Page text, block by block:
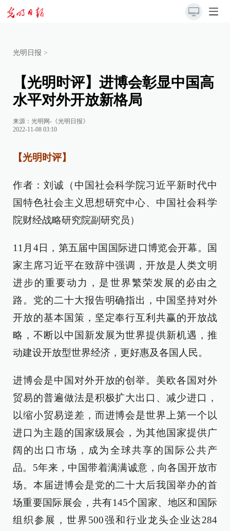
光明日报 >
【光明时评】进博会彰显中国高
水平对外开放新格局
来源： 光明网-《光明日报》
2022-11-08 03:10
【光明时评】
作者：刘诚（中国社会科学院习近平新时代中
国特色社会主义思想研究中心、中国社会科学
院财经战略研究院副研究员）
11月4日，第五届中国国际进口博览会开幕。国
家主席习近平在致辞中强调，开放是人类文明
进步的重要动力，是世界繁荣发展的必由之
路。党的二十大报告明确指出，中国坚持对外
开放的基本国策，坚定奉行互利共赢的开放战
略，不断以中国新发展为世界提供新机遇，推
动建设开放型世界经济，更好惠及各国人民。
进博会是中国对外开放的创举。美欧各国对外
贸易的普遍做法是积极扩大出口、减少进口，
以缩小贸易逆差，而进博会是世界上第一个以
进口为主题的国家级展会，为其他国家提供广
阔的出口市场，成为全球共享的国际公共产
品。5年来，中国带着满满诚意，向各国开放市
场。本届进博会是党的二十大后我国举办的首
场重要国际展会，共有145个国家、地区和国际
组织参展，世界500强和行业龙头企业达284